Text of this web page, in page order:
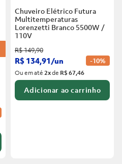
Chuveiro Elétrico Futura
Multitemperaturas
Lorenzetti Branco 5500W /
110V
R$149,90
R$ 134,91/un -10%
Ou em até2xde R$ 67,46
Adicionar ao carrinho